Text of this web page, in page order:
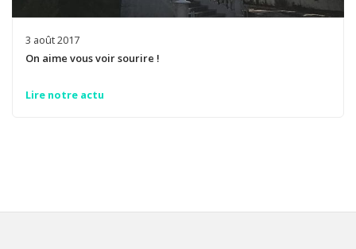
3 août 2017
On aime vous voir sourire !
Lire notre actu